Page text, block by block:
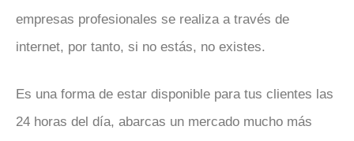
empresas profesionales se realiza a través de
internet, por tanto, si no estás, no existes.
Es una forma de estar disponible para tus clientes las
24 horas del día, abarcas un mercado mucho más